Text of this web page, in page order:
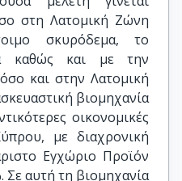
στη Λατομική Ζώνη
σκυρόδεμα, το
καθώς και με την
και στην Λατομική
βιομηχανία
οικονομικές
με διαχρονική
Εγχώριο Προϊόν
Σε αυτή τη βιομηχανία